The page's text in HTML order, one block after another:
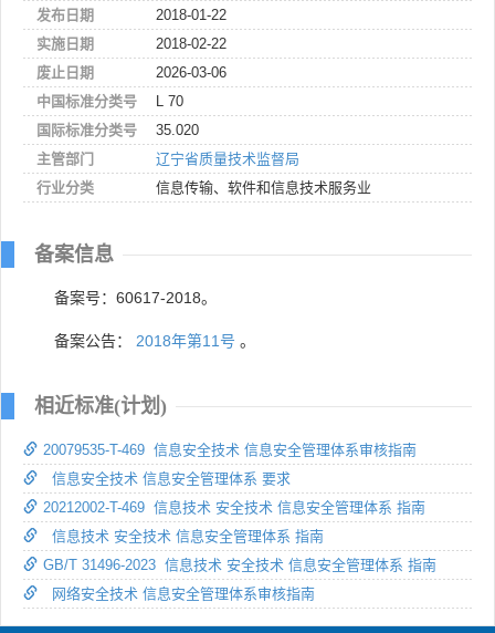
发布日期
2018-01-22
实施日期
2018-02-22
废止日期
2026-03-06
中国标准分类号
L 70
国际标准分类号
35.020
主管部门
辽宁省质量技术监督局
行业分类
信息传输、软件和信息技术服务业
备案信息
备案号：60617-2018。
备案公告： 2018年第11号 。
相近标准(计划)
20079535-T-469 信息安全技术 信息安全管理体系审核指南
信息安全技术 信息安全管理体系 要求
20212002-T-469 信息技术 安全技术 信息安全管理体系 指南
信息技术 安全技术 信息安全管理体系 指南
GB/T 31496-2023 信息技术 安全技术 信息安全管理体系 指南
网络安全技术 信息安全管理体系审核指南